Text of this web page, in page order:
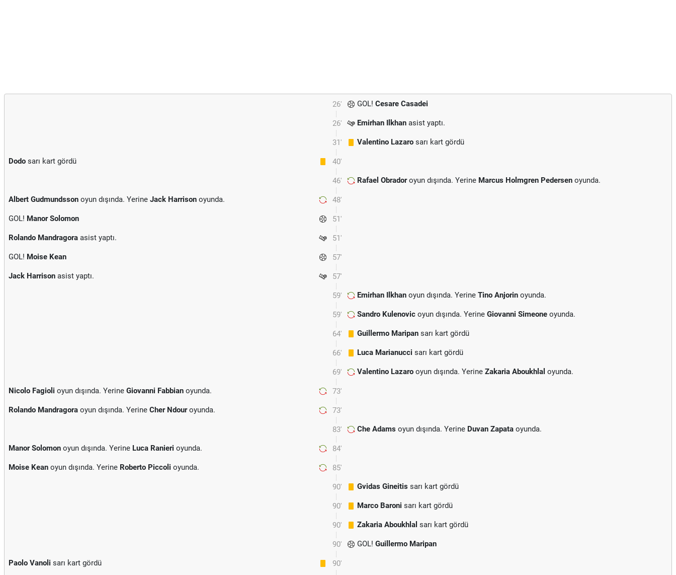
26' GOL! Cesare Casadei
26' Emirhan Ilkhan asist yaptı.
31' Valentino Lazaro sarı kart gördü
40'
Dodo sarı kart gördü
46' Rafael Obradoroyun dışında. Yerine Marcus Holmgren Pedersen oyunda.
48'
Albert Gudmundsson oyun dışında. Yerine Jack Harrison oyunda.
51'
GOL! Manor Solomon
51'
Rolando Mandragora asist yaptı.
57'
GOL! Moise Kean
57'
Jack Harrison asist yaptı.
59' Emirhan Ilkhan oyun dışında. Yerine Tino Anjorin oyunda.
59' Sandro Kulenovic oyun dışında. Yerine Giovanni Simeone oyunda.
64' Guillermo Maripan sarı kart gördü
66' Luca Marianucci sarı kart gördü
69' Valentino Lazaro oyun dışında. Yerine Zakaria Aboukhlal oyunda.
73'
Nicolo Fagioli oyun dışında. Yerine Giovanni Fabbian oyunda.
73'
Rolando Mandragora oyun dışında. Yerine Cher Ndouroyunda.
83' Che Adams oyun dışında. Yerine Duvan Zapata oyunda.
84'
Manor Solomon oyun dışında. Yerine Luca Ranieri oyunda.
85'
Moise Kean oyun dışında. Yerine Roberto Piccoli oyunda.
90' Gvidas Gineitis sarı kart gördü
90' Marco Baroni sarı kart gördü
90' Zakaria Aboukhlal sarı kart gördü
90' GOL! Guillermo Maripan
90'
Paolo Vanoli sarı kart gördü